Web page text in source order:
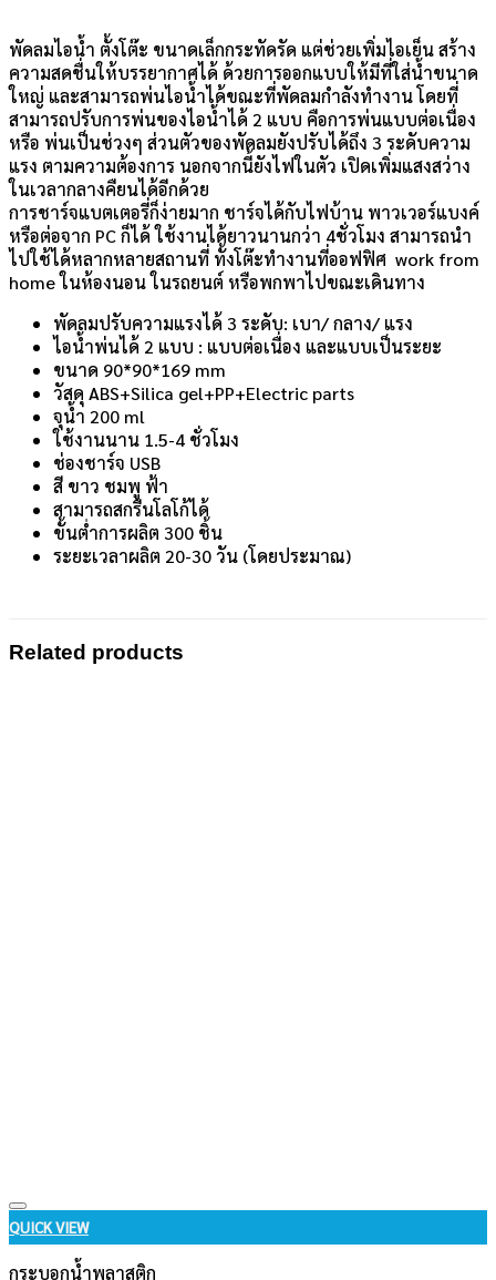
พัดลมไอน้ำ ตั้งโต๊ะ ขนาดเล็กกระทัดรัด แต่ช่วยเพิ่มไอเย็น สร้าง
ความสดชื่นให้บรรยากาศได้ ด้วยการออกแบบให้มีที่ใส่น้ำขนาด
ใหญ่ และสามารถพ่นไอน้ำได้ขณะที่พัดลมกำลังทำงาน โดยที่
สามารถปรับการพ่นของไอน้ำได้ 2 แบบ คือการพ่นแบบต่อเนื่อง
หรือ พ่นเป็นช่วงๆ ส่วนตัวของพัดลมยังปรับได้ถึง 3 ระดับความ
แรง ตามความต้องการ นอกจากนี้ยังไฟในตัว เปิดเพิ่มแสงสว่าง
ในเวลากลางคืยนได้อีกด้วย
การชาร์จแบตเตอรี่ก็ง่ายมาก ชาร์จได้กับไฟบ้าน พาวเวอร์แบงค์
หรือต่อจาก PC ก็ได้ ใช้งานได้ยาวนานกว่า 4ชั่วโมง สามารถนำ
ไปใช้ได้หลากหลายสถานที่ ทั้งโต๊ะทำงานที่ออฟฟิศ work from
home ในห้องนอน ในรถยนต์ หรือพกพาไปขณะเดินทาง
พัดลมปรับความแรงได้ 3 ระดับ: เบา/ กลาง/ แรง
ไอน้ำพ่นได้ 2 แบบ : แบบต่อเนื่อง และแบบเป็นระยะ
ขนาด 90*90*169 mm
วัสดุ ABS+Silica gel+PP+Electric parts
จุน้ำ 200 ml
ใช้งานนาน 1.5-4 ชั่วโมง
ช่องชาร์จ USB
สี ขาว ชมพู ฟ้า
สามารถสกรีนโลโก้ได้
ขั้นต่ำการผลิต 300 ชิ้น
ระยะเวลาผลิต 20-30 วัน (โดยประมาณ)
Related products
Add to wishlist
QUICK VIEW
กระบอกน้ำพลาสติก